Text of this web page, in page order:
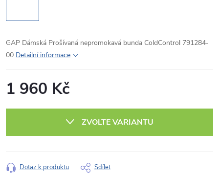
GAP Dámská Prošívaná nepromokavá bunda ColdControl 791284-
00 Detailní informace
1 960 Kč
ZVOLTE VARIANTU
Dotaz k produktu Sdílet